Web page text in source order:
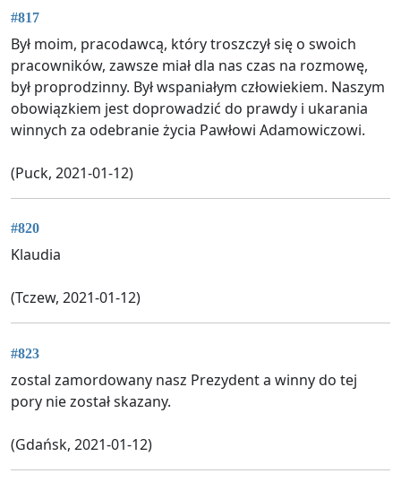
#817
Był moim, pracodawcą, który troszczył się o swoich
pracowników, zawsze miał dla nas czas na rozmowę,
był proprodzinny. Był wspaniałym człowiekiem. Naszym
obowiązkiem jest doprowadzić do prawdy i ukarania
winnych za odebranie życia Pawłowi Adamowiczowi.
(Puck, 2021-01-12)
#820
Klaudia
(Tczew, 2021-01-12)
#823
zostal zamordowany nasz Prezydent a winny do tej
pory nie został skazany.
(Gdańsk, 2021-01-12)